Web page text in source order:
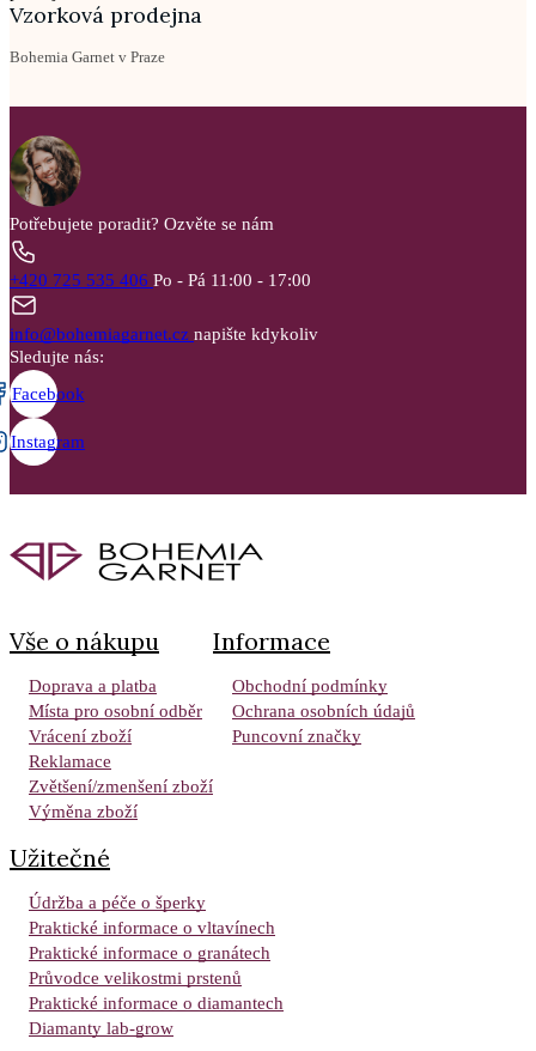
Vzorková prodejna
Bohemia Garnet v Praze
Potřebujete poradit? Ozvěte se nám
+420 725 535 406 Po - Pá 11:00 - 17:00
info@bohemiagarnet.cz napište kdykoliv
Sledujte nás:
Facebook
Instagram
Vše o nákupu
Doprava a platba
Místa pro osobní odběr
Vrácení zboží
Reklamace
Zvětšení/zmenšení zboží
Výměna zboží
Informace
Obchodní podmínky
Ochrana osobních údajů
Puncovní značky
Užitečné
Údržba a péče o šperky
Praktické informace o vltavínech
Praktické informace o granátech
Průvodce velikostmi prstenů
Praktické informace o diamantech
Diamanty lab-grow